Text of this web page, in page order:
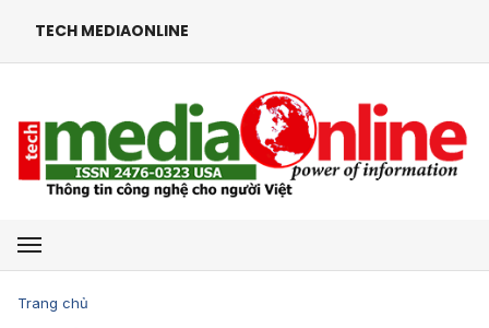
TECH MEDIAONLINE
Mở menu
Trang chủ